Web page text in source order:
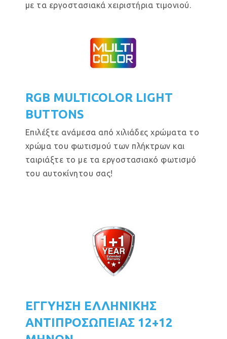
με τα εργοστασιακά χειριστήρια τιμονιού.
RGB MULTICOLOR LIGHT
BUTTONS
Επιλέξτε ανάμεσα από χιλιάδες χρώματα το
χρώμα του φωτισμού των πλήκτρων και
ταιριάξτε το με τα εργοστασιακό φωτισμό
του αυτοκίνητου σας!
ΕΓΓΥΗΣΗ ΕΛΛΗΝΙΚΗΣ
ΑΝΤΙΠΡΟΣΩΠΕΙΑΣ 12+12